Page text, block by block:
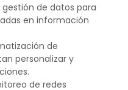
de datos para
en información
de
personalizar y
de redes